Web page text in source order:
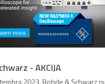
- AKCIJA
2023. Rohde & Schwarz